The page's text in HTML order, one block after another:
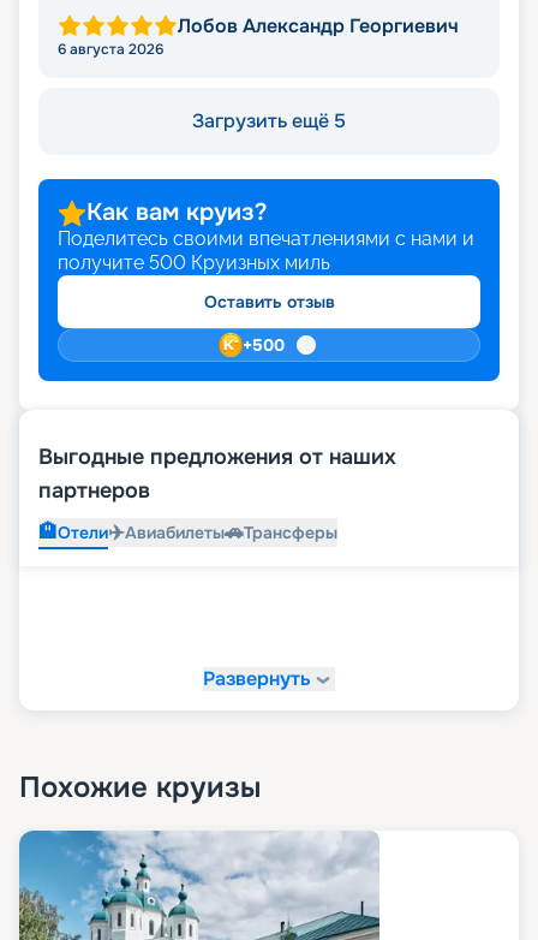
Лобов Александр Георгиевич
6 августа 2026
Загрузить ещё 5
Как вам круиз?
Поделитесь своими впечатлениями с нами и
получите 500 Круизных миль
Оставить отзыв
+500
Выгодные предложения от наших
партнеров
🏨Отели✈️Авиабилеты🚗Трансферы
Развернуть
Похожие круизы